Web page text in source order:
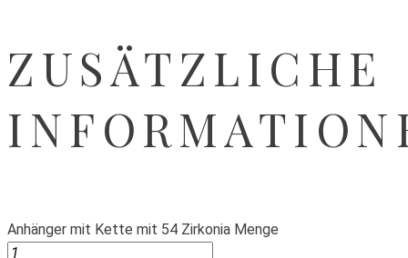
ZUSÄTZLICHE
Anhänger mit Kette mit 54 Zirkonia Menge